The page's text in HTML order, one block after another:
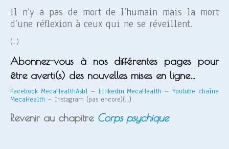
Il n’y a pas de mort de l’humain mais la mort
d’une réflexion à ceux qui ne se réveillent.
(…)
Abonnez-vous à nos différentes pages pour
être averti(s) des nouvelles mises en ligne…
Facebook MecaHealthAsbl– Linkedin MecaHealth –Youtube chaîne
MecaHealth – Instagram (pas encore)(…)
Revenir au chapitre Corps psychique